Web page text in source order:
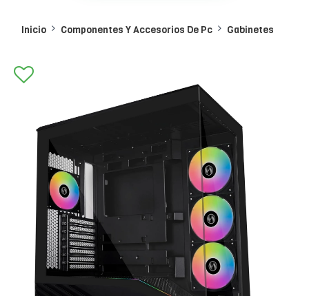
Inicio Componentes Y Accesorios De Pc Gabinetes